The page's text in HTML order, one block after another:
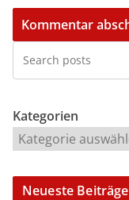
Kategorien
Neueste Beiträge